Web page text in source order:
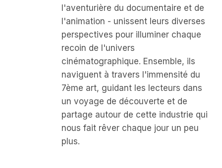
l'aventurière du documentaire et de
l'animation - unissent leurs diverses
perspectives pour illuminer chaque
recoin de l'univers
cinématographique. Ensemble, ils
naviguent à travers l'immensité du
7ème art, guidant les lecteurs dans
un voyage de découverte et de
partage autour de cette industrie qui
nous fait rêver chaque jour un peu
plus.